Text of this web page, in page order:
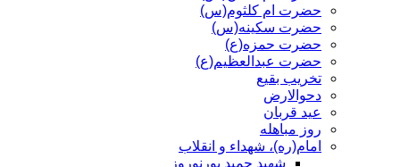
حضرت ام کلثوم(س)
حضرت سکینه(س)
حضرت حمزه(ع)
حضرت عبدالعظیم(ع)
تخریب بقیع
دحوالارض
عید قربان
روز مباهله
امام(ره)، شهداء و انقلاب
شهید حمید پورنوروز